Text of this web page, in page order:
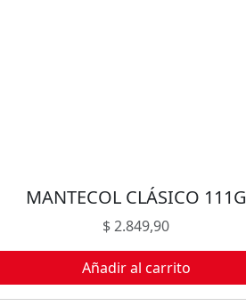
MANTECOL CLÁSICO 111G
$2.849,90
Añadir al carrito